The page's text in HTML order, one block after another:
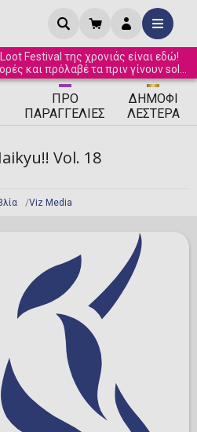
Festival της χρονιάς είναι εδώ!
και πρόλαβέ τα πριν γίνουν sold
out! ☀️
ΠΡΟ
ΠΑΡΑΓΓΕΛΊΕΣ
ΔΗΜΟΦΙ
ΛΈΣΤΕΡΑ
Viz Media
Vol. 18